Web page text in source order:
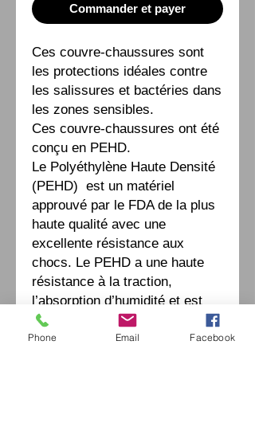
Commander et payer
Ces couvre-chaussures sont
les protections idéales contre
les salissures et bactéries dans
les zones sensibles.
Ces couvre-chaussures ont été
conçu en PEHD.
Le Polyéthylène Haute Densité
(PEHD) est un matériel
approuvé par le FDA de la plus
haute qualité avec une
excellente résistance aux
chocs. Le PEHD a une haute
résistance à la traction,
l’absorption d’humidité et est
résistant à la corrosion.
Ces couvre-chaussures sont à
Phone Email Facebook